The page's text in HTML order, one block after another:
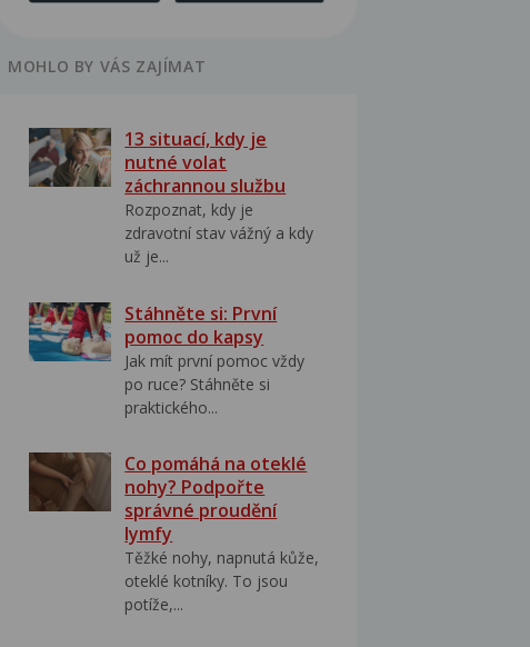
MOHLO BY VÁS ZAJÍMAT
13 situací, kdy je
nutné volat
záchrannou službu
Rozpoznat, kdy je
zdravotní stav vážný a kdy
už je...
Stáhněte si: První
pomoc do kapsy
Jak mít první pomoc vždy
po ruce? Stáhněte si
praktického...
Co pomáhá na oteklé
nohy? Podpořte
správné proudění
lymfy
Těžké nohy, napnutá kůže,
oteklé kotníky. To jsou
potíže,...